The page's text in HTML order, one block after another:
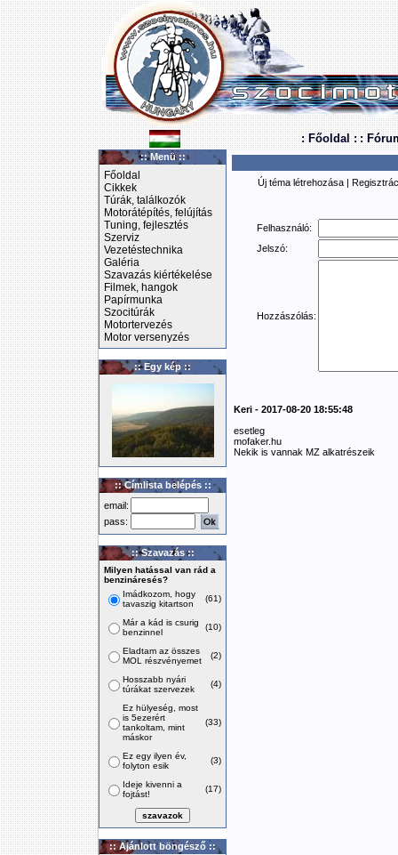
: Főoldal : :
:: Menü ::
Főoldal
Cikkek
Túrák, találkozók
Motorátépítés, felújítás
Tuning, fejlesztés
Szerviz
Vezetéstechnika
Galéria
Szavazás kiértékelése
Filmek, hangok
Papírmunka
Szocitúrák
Motortervezés
Motor versenyzés
:: Egy kép ::
:: Címlista belépés ::
email:
pass:
:: Szavazás ::
Milyen hatással van rád a
benzináresés?
Imádkozom, hogy
tavaszig kitartson
(61)
Már a kád is csurig
benzinnel
(10)
Eladtam az összes
MOL részvényemet
(2)
Hosszabb nyári
túrákat szervezek
(4)
Ez hülyeség, most
is 5ezerért
tankoltam, mint
máskor
(33)
Ez egy ilyen év,
folyton esik
(3)
Ideje kivenni a
fojtást!
(17)
:: Ajánlott böngésző ::
Új téma létrehozása |
Felhasználó:
Jelszó:
Hozzászólás:
Keri - 2017-08-20 18:55:48
esetleg
mofaker.hu
Nekik is vannak MZ alkatrészeik